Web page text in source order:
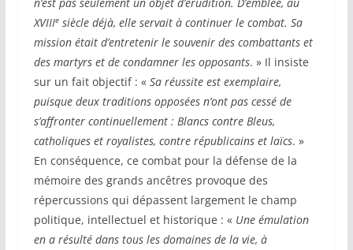
XVIIIesiècle déjà, elle servait à continuer le combat. Sa
mission était d’entretenir le souvenir des combattants et
des martyrs et de condamner les opposants. » Il insiste
sur un fait objectif : « Sa réussite est exemplaire,
puisque deux traditions opposées n’ont pas cessé de
s’affronter continuellement : Blancs contre Bleus,
catholiques et royalistes, contre républicains et laïcs. »
En conséquence, ce combat pour la défense de la
mémoire des grands ancêtres provoque des
répercussions qui dépassent largement le champ
politique, intellectuel et historique : « Une émulation
en a résulté dans tous les domaines de la vie, à